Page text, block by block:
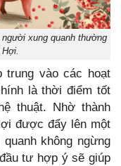
xung quanh thường
trung vào các hoạt
là thời điểm tốt
thuật. Nhờ thành
được đẩy lên một
không ngừng
tư hợp ý sẽ giúp